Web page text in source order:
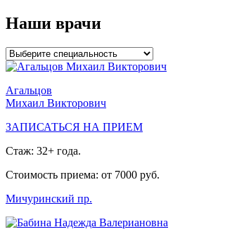
Наши врачи
Агальцов
Михаил Викторович
ЗАПИСАТЬСЯ НА ПРИЕМ
Стаж: 32+ года.
Стоимость приема: от 7000 руб.
Мичуринский пр.